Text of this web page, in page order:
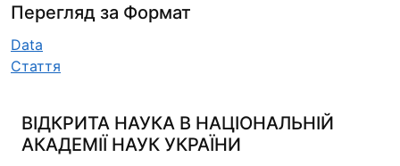
Перегляд за Формат
Data
Стаття
ВІДКРИТА НАУКА В НАЦІОНАЛЬНІЙ
АКАДЕМІЇ НАУК УКРАЇНИ